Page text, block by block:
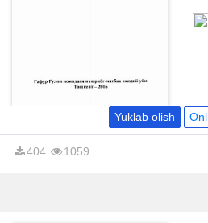
Yuklab olish
404 1059